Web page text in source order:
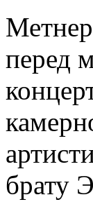
перед
брату